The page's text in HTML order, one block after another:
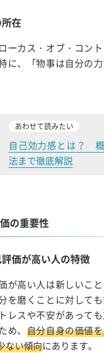
在
ーカス・オブ・コント
に、「物事は自分の
あわせて読みたい
自己効力感とは？
法まで徹底解説
の重要性
価が高い人の特徴
が高い人は新しいこ
を磨くことに対して
レスや不安があって
め、 自分自身の価値
ない傾向にあります。